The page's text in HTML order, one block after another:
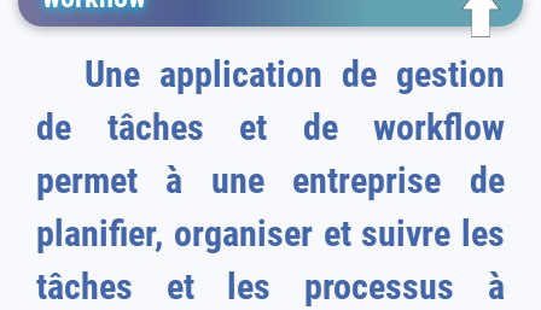
Une application de gestion
de tâches et de workflow
permet à une entreprise de
planifier, organiser et suivre les
tâches et les processus à